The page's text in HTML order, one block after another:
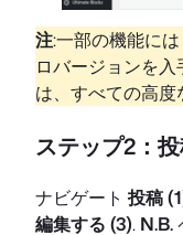
注:一部の機能には
ロバージョンを
は、すべての高度
ステップ2：
ナビゲート 投稿
編集する (3). N.B.